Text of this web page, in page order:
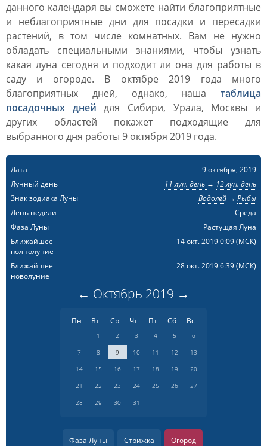
данного календаря вы сможете найти благоприятные
и неблагоприятные дни для посадки и пересадки
растений, в том числе комнатных. Вам не нужно
обладать специальными знаниями, чтобы узнать
какая луна сегодня и подходит ли она для работы в
саду и огороде. В октябре 2019 года много
благоприятных дней, однако, наша таблица
посадочных дней для Сибири, Урала, Москвы и
других областей покажет подходящие для
выбранного дня работы 9 октября 2019 года.
Дата
9 октября, 2019
Лунный день
11 лун. день → 12 лун. день
Знак зодиака Луны
Водолей→ Рыбы
День недели
Среда
Фаза Луны
Растущая Луна
Ближайшее
полнолуние
14 окт. 2019 0:09(МСК)
Ближайшее
новолуние
28 окт. 2019 6:39(МСК)
← Октябрь 2019 →
Пн Вт Ср Чт Пт Сб Вс
1 2 3 4 5
6
7
8 9 10 11 12
13
14
15 16 17 18 19
20
21
22 23 24 25 26
27
28
29 30 31
Фаза Луны Стрижка Огород